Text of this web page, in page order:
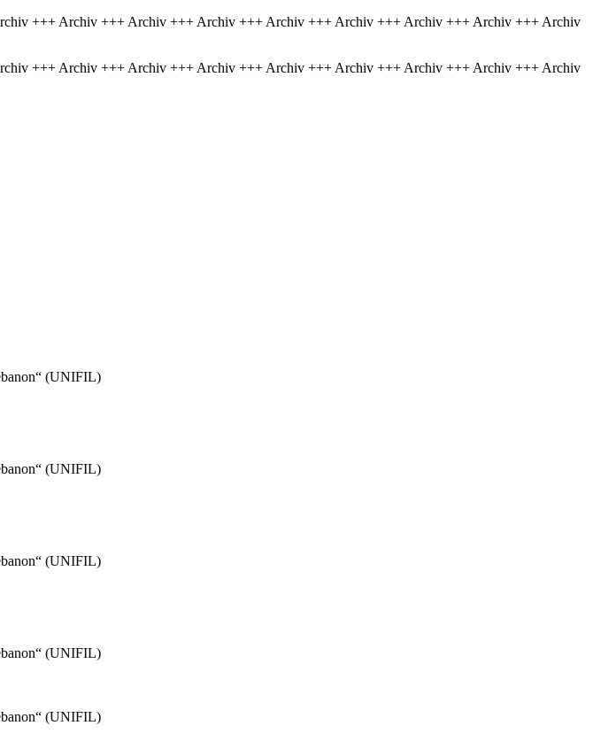
+++ Archiv +++ Archiv +++ Archiv +++ Archiv +++ Archiv +++ Archiv +++ Archiv +++ Archiv
+++ Archiv +++ Archiv +++ Archiv +++ Archiv +++ Archiv +++ Archiv +++ Archiv +++ Archiv
(UNIFIL)
(UNIFIL)
(UNIFIL)
(UNIFIL)
(UNIFIL)